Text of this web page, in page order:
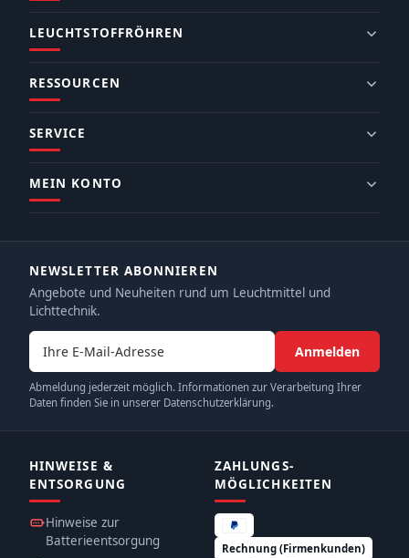
LEUCHTSTOFFRÖHREN
RESSOURCEN
SERVICE
MEIN KONTO
NEWSLETTER ABONNIEREN
Angebote und Neuheiten rund um Leuchtmittel und
Lichttechnik.
E-Mail-Adresse
Anmelden
Abmeldung jederzeit möglich. Informationen zur Verarbeitung Ihrer
Daten finden Sie in unserer Datenschutzerklärung.
HINWEISE &
ENTSORGUNG
Hinweise zur
Batterieentsorgung
ZAHLUNGS­
MÖGLICHKEITEN
Rechnung (Firmenkunden)